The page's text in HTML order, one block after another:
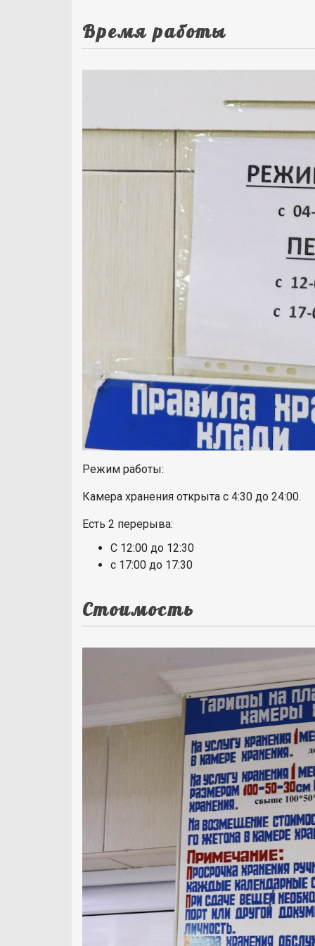
Время работы
Режим работы:
Камера хранения открыта с 4:30 до 24:00.
Есть 2 перерыва:
С 12:00 до 12:30
с 17:00 до 17:30
Стоимость